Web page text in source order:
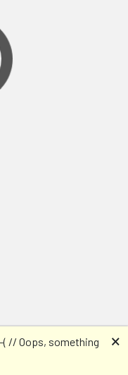
// Oops, something
🗙